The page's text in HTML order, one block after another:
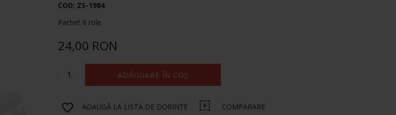
COD: ZS-1984
Pachet 6 role
24,00 RON
ADĂUGARE ÎN COȘ
ADAUGĂ LA LISTA DE DORINȚE COMPARARE